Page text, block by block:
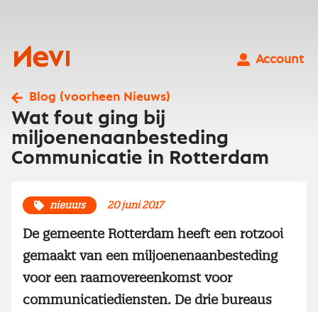
Nevi
Account
Blog (voorheen Nieuws)
Wat fout ging bij
miljoenenaanbesteding
Communicatie in Rotterdam
nieuws 20 juni 2017
De gemeente Rotterdam heeft een rotzooi
gemaakt van een miljoenenaanbesteding
voor een raamovereenkomst voor
communicatiediensten. De drie bureaus